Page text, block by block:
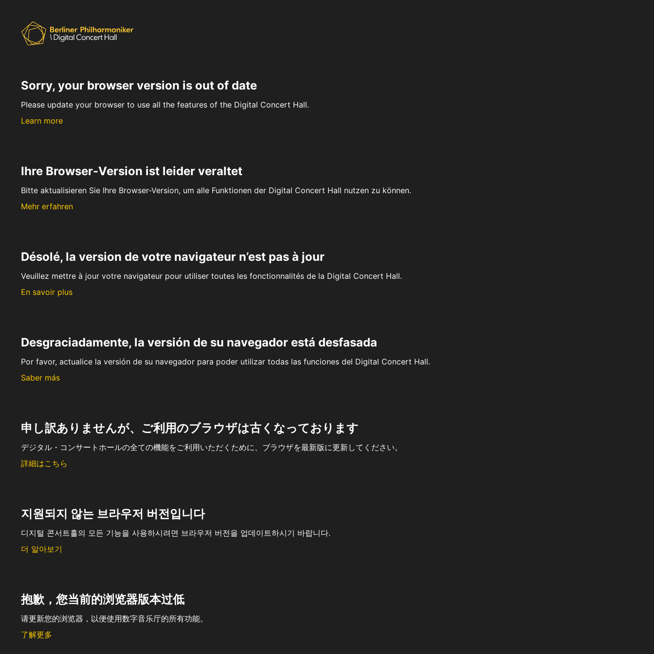
Sorry, your browser version is out of date
Please update your browser to use all the features of the Digital Concert Hall.
Learn more
Ihre Browser-Version ist leider veraltet
Bitte aktualisieren Sie Ihre Browser-Version, um alle Funktionen der Digital Concert Hall nutzen zu können.
Mehr erfahren
Désolé, la version de votre navigateur n’est pas à jour
Veuillez mettre à jour votre navigateur pour utiliser toutes les fonctionnalités de la Digital Concert Hall.
En savoir plus
Desgraciadamente, la versión de su navegador está desfasada
Por favor, actualice la versión de su navegador para poder utilizar todas las funciones del Digital Concert Hall.
Saber más
申し訳ありませんが、ご利用のブラウザは古くなっております
デジタル・コンサートホールの全ての機能をご利用いただくために、ブラウザを最新版に更新してください。
詳細はこちら
지원되지 않는 브라우저 버전입니다
디지털 콘서트홀의 모든 기능을 사용하시려면 브라우저 버전을 업데이트하시기 바랍니다.
더 알아보기
抱歉，您当前的浏览器版本过低
请更新您的浏览器，以便使用数字音乐厅的所有功能。
了解更多